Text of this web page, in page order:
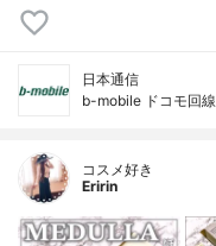
日本通信
b-mobile ドコモ回線
コスメ好き
Eririn